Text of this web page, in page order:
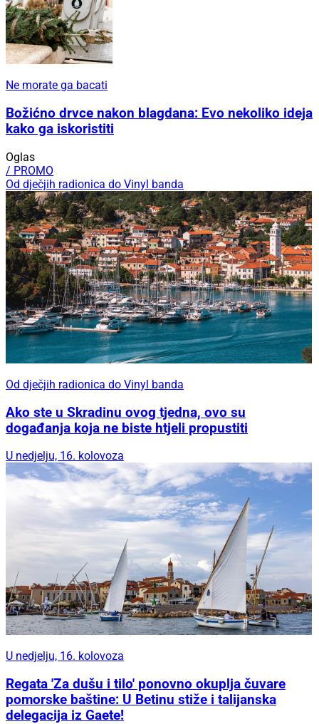
Ne morate ga bacati
Božićno drvce nakon blagdana: Evo nekoliko ideja
kako ga iskoristiti
Oglas
/ PROMO
Od dječjih radionica do Vinyl banda
Od dječjih radionica do Vinyl banda
Ako ste u Skradinu ovog tjedna, ovo su
događanja koja ne biste htjeli propustiti
U nedjelju, 16. kolovoza
U nedjelju, 16. kolovoza
Regata 'Za dušu i tilo' ponovno okuplja čuvare
pomorske baštine: U Betinu stiže i talijanska
delegacija iz Gaete!